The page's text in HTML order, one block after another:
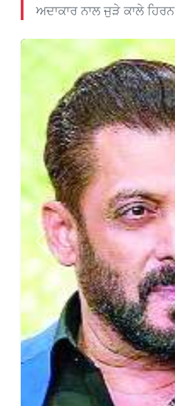
ਅਦਾਕਾਰ ਨਾਲ ਜੁੜੇ ਕਾਲੇ
Previous